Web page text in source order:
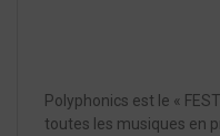
Polyphonics est le «
toutes les musiques en